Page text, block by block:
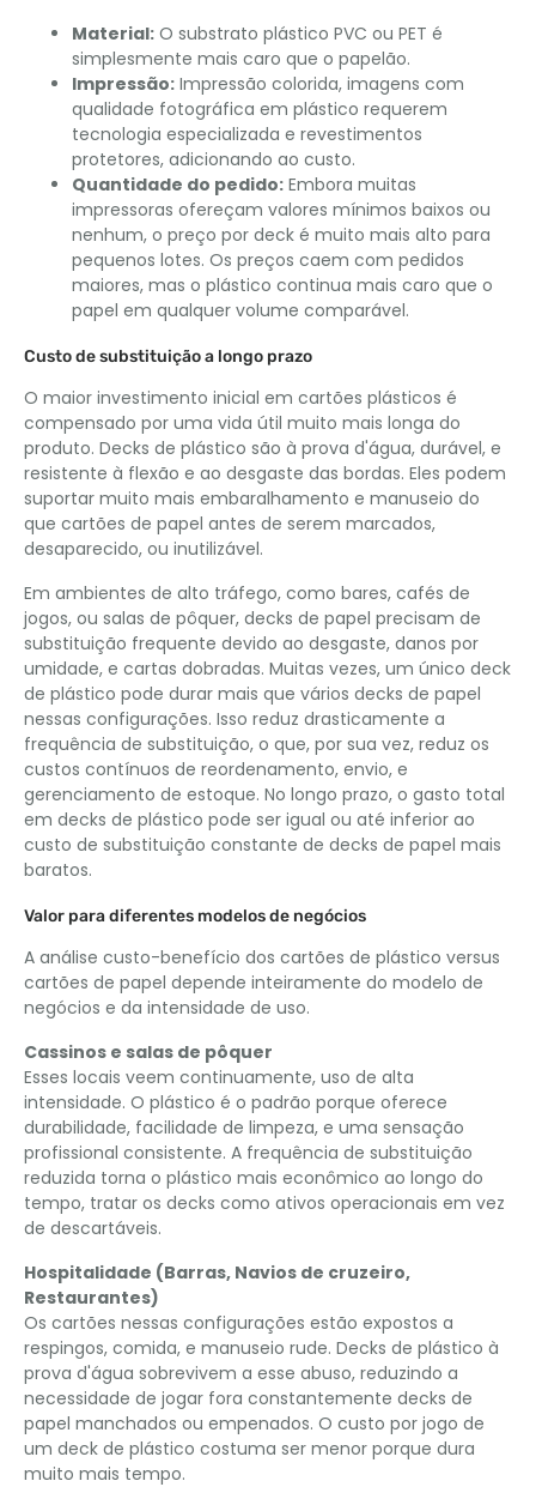
Material: O substrato plástico PVC ou PET é
simplesmente mais caro que o papelão.
Impressão: Impressão colorida, imagens com
qualidade fotográfica em plástico requerem
tecnologia especializada e revestimentos
protetores, adicionando ao custo.
Quantidade do pedido: Embora muitas
impressoras ofereçam valores mínimos baixos ou
nenhum, o preço por deck é muito mais alto para
pequenos lotes. Os preços caem com pedidos
maiores, mas o plástico continua mais caro que o
papel em qualquer volume comparável.
Custo de substituição a longo prazo
O maior investimento inicial em cartões plásticos é
compensado por uma vida útil muito mais longa do
produto. Decks de plástico são à prova d'água, durável, e
resistente à flexão e ao desgaste das bordas. Eles podem
suportar muito mais embaralhamento e manuseio do
que cartões de papel antes de serem marcados,
desaparecido, ou inutilizável.
Em ambientes de alto tráfego, como bares, cafés de
jogos, ou salas de pôquer, decks de papel precisam de
substituição frequente devido ao desgaste, danos por
umidade, e cartas dobradas. Muitas vezes, um único deck
de plástico pode durar mais que vários decks de papel
nessas configurações. Isso reduz drasticamente a
frequência de substituição, o que, por sua vez, reduz os
custos contínuos de reordenamento, envio, e
gerenciamento de estoque. No longo prazo, o gasto total
em decks de plástico pode ser igual ou até inferior ao
custo de substituição constante de decks de papel mais
baratos.
Valor para diferentes modelos de negócios
A análise custo-benefício dos cartões de plástico versus
cartões de papel depende inteiramente do modelo de
negócios e da intensidade de uso.
Cassinos e salas de pôquer
Esses locais veem continuamente, uso de alta
intensidade. O plástico é o padrão porque oferece
durabilidade, facilidade de limpeza, e uma sensação
profissional consistente. A frequência de substituição
reduzida torna o plástico mais econômico ao longo do
tempo, tratar os decks como ativos operacionais em vez
de descartáveis.
Hospitalidade (Barras, Navios de cruzeiro,
Restaurantes)
Os cartões nessas configurações estão expostos a
respingos, comida, e manuseio rude. Decks de plástico à
prova d'água sobrevivem a esse abuso, reduzindo a
necessidade de jogar fora constantemente decks de
papel manchados ou empenados. O custo por jogo de
um deck de plástico costuma ser menor porque dura
muito mais tempo.